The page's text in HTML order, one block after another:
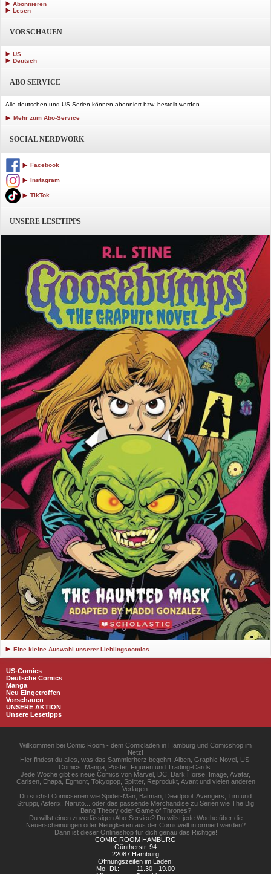
Abonnieren
Lesen
VORSCHAUEN
US
Deutsch
ABO SERVICE
Alle deutschen und US-Serien können abonniert bzw. bestellt werden.
Mehr zum Abo-Service
SOCIAL NERDWORK
Facebook
Instagram
TikTok
UNSERE LESETIPPS
Eine kleine Auswahl unserer Lieblingscomics
US-Comics
Deutsche Comics
Manga
Neu Eingetroffen
Vorschauen
UNSERE AKTION
Unsere Lesetipps
Willkommen bei Comic Room - dem Comicladen in Hamburg und Comicshop im
Netz!
Hier findest du alles, was das Sammlerherz begehrt: Alben, Graphic Novel, US-
Comics, Manga, Poster, Figuren und Trading-Cards.
Jede Woche gibt es neue Comics von Marvel, DC, Dark Horse, Image, Avatar,
Carlsen, Ehapa, Egmont, Tokyopop, Splitter, Reprodukt, Avant und vielen anderen
Verlagen.
Du suchst Comicserien wie Spider-Man, Batman, Deadpool, Avengers, Tim und
Struppi, Asterix, Naruto... oder das passende Merchandise zu Serien wie The Big
Bang Theory oder Game of Thrones?
Du willst einen zuverlässigen Abo-Service? Du willst jede Woche über die
Neuerscheinungen oder Neuigkeiten aus der Comicwelt informiert werden?
Dann ist dieser Onlineshop für dich genau das Richtige!
COMIC ROOM HAMBURG
Güntherstr. 94
22087 Hamburg
Öffnungszeiten im Laden:
Mo.-Di.:
11.30 - 19.00